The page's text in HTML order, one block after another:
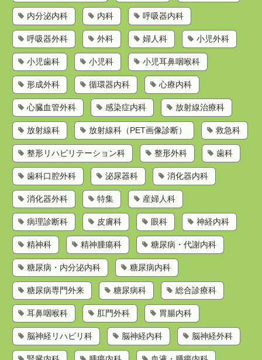
内分泌内科 内科 呼吸器内科
呼吸器外科 外科 婦人科 小児外科
小児歯科 小児科 小児耳鼻咽喉科
形成外科 循環器内科 心療内科
心臓血管外科 感染症内科 放射線治療科
放射線科 放射線科（PET画像診断） 救急科
整形リハビリテーション科 整形外科 歯科
歯科口腔外科 泌尿器科 消化器内科
消化器外科 特集 産婦人科
病理診断科 皮膚科 眼科 神経内科
精神科 精神腫瘍科 糖尿病・代謝内科
糖尿病・内分泌内科 糖尿病内科
糖尿病専門外来 糖尿病科 総合診療科
耳鼻咽喉科 肛門外科 胃腸内科
脳神経リハビリ科 脳神経内科 脳神経外科